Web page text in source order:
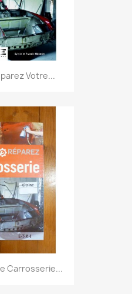
Votre...
Carrosserie...